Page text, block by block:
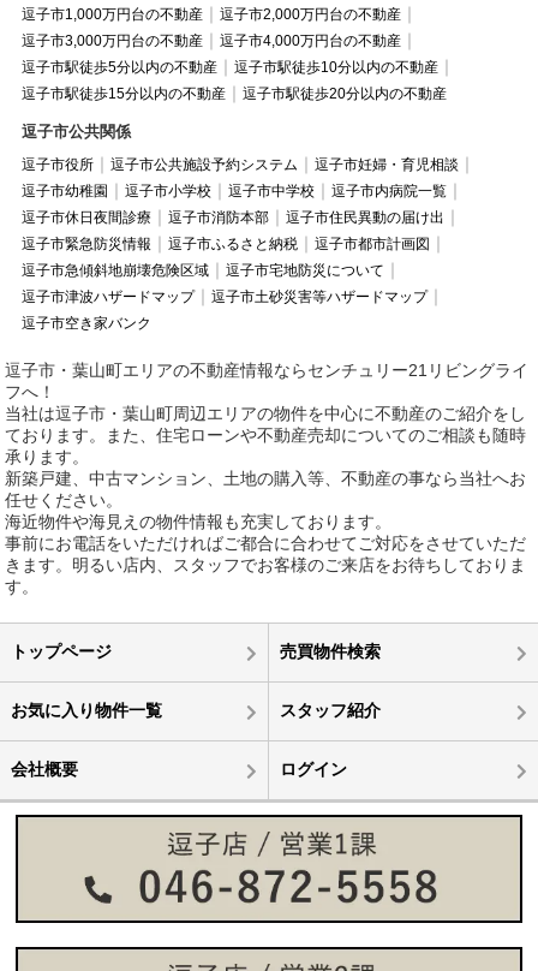
逗子市1,000万円台の不動産
逗子市2,000万円台の不動産
逗子市3,000万円台の不動産
逗子市4,000万円台の不動産
逗子市駅徒歩5分以内の不動産
逗子市駅徒歩10分以内の不動産
逗子市駅徒歩15分以内の不動産
逗子市駅徒歩20分以内の不動産
逗子市公共関係
逗子市役所 逗子市公共施設予約システム
逗子市妊婦・育児相談
逗子市幼稚園
逗子市小学校 逗子市中学校
逗子市内病院一覧
逗子市休日夜間診療
逗子市消防本部
逗子市住民異動の届け出
逗子市緊急防災情報
逗子市ふるさと納税
逗子市都市計画図
逗子市急傾斜地崩壊危険区域
逗子市宅地防災について
逗子市津波ハザードマップ
逗子市土砂災害等ハザードマップ
逗子市空き家バンク
逗子市・葉山町エリアの不動産情報ならセンチュリー21リビングライ
フへ！
当社は逗子市・葉山町周辺エリアの物件を中心に不動産のご紹介をし
ております。また、住宅ローンや不動産売却についてのご相談も随時
承ります。
新築戸建、中古マンション、土地の購入等、不動産の事なら当社へお
任せください。
海近物件や海見えの物件情報も充実しております。
事前にお電話をいただければご都合に合わせてご対応をさせていただ
きます。明るい店内、スタッフでお客様のご来店をお待ちしておりま
す。
トップページ 売買物件検索
お気に入り物件一覧 スタッフ紹介
会社概要 ログイン